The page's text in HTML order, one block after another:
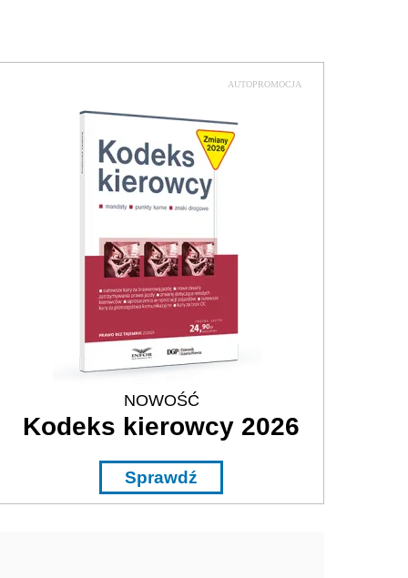
AUTOPROMOCJA
NOWOŚĆ
Kodeks kierowcy 2026
Sprawdź